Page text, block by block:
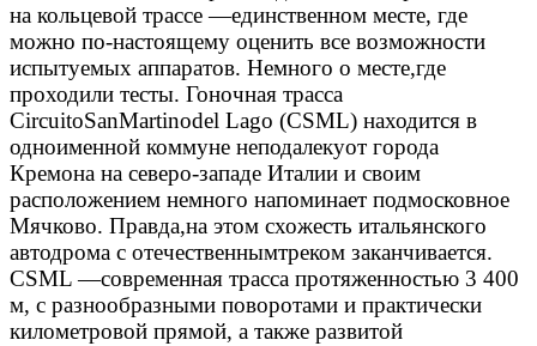
на кольцевой трассе —единственном месте, где
можно по-настоящему оценить все возможности
испытуемых аппаратов. Немного о месте,где
проходили тесты. Гоночная трасса
CircuitoSanMartinodel Lago (CSML) находится в
одноименной коммуне неподалекуот города
Кремона на северо-западе Италии и своим
расположением немного напоминает подмосковное
Мячково. Правда,на этом схожесть итальянского
автодрома с отечественнымтреком заканчивается.
CSML —современная трасса протяженностью 3 400
м, с разнообразными поворотами и практически
километровой прямой, а также развитой